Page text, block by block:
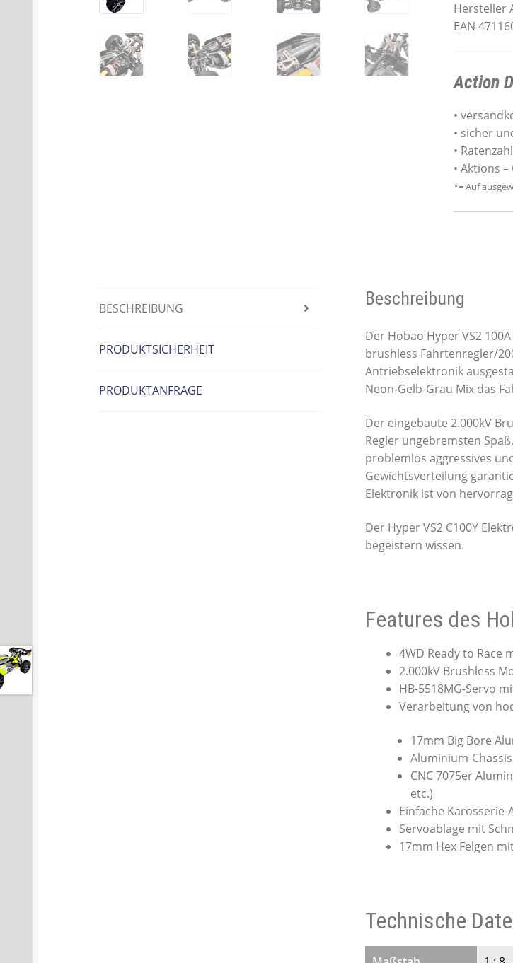
Hersteller
EAN
Action
•
• sicher
•
• Aktions –
*= Auf
BESCHREIBUNG
PRODUKTSICHERHEIT
PRODUKTANFRAGE
Beschreibung
Der Hobao Hyper VS2
brushless Fahrtenregler/
Antriebselektronik
Neon-Gelb-Grau Mix das
Der eingebaute 2.000kV
Regler ungebremsten
problemlos aggressives
Gewichtsverteilung
Elektronik ist von
Der Hyper VS2 C100Y
begeistern wissen.
Features des
4WD Ready to Race
2.000kV Brushless
HB-5518MG-Servo
Verarbeitung von
17mm Big Bore
Aluminium-
CNC 7075er
etc.)
Einfache
Servoablage mit
17mm Hex Felgen
Technische